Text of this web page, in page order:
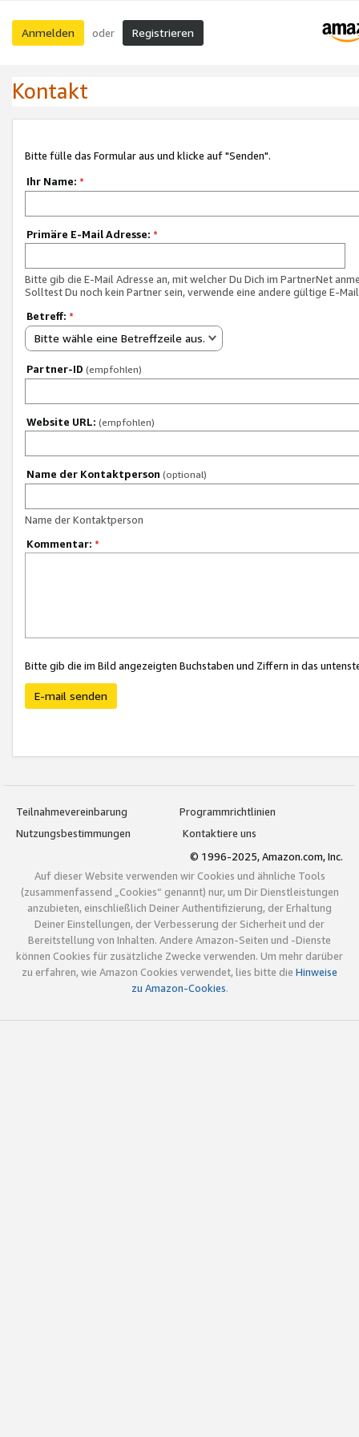
Anmelden oder Registrieren
Kontakt
Bitte fülle das Formular aus und klicke auf "Senden".
Ihr Name: *
Primäre E-Mail Adresse: *
Bitte gib die E-Mail Adresse an, mit welcher Du Dich im PartnerNet
Solltest Du noch kein Partner sein, verwende eine andere gültige E-
Betreff: *
Bitte wähle eine Betreffzeile aus.
Partner-ID (empfohlen)
Website URL: (empfohlen)
Name der Kontaktperson (optional)
Name der Kontaktperson
Kommentar: *
Bitte gib die im Bild angezeigten Buchstaben und Ziffern in das
E-mail senden
Teilnahmevereinbarung
Programmrichtlinien
Nutzungsbestimmungen
Kontaktiere uns
© 1996-2025, Amazon.com, Inc.
Auf dieser Website verwenden wir Cookies und ähnliche Tools
(zusammenfassend „Cookies“ genannt) nur, um Dir Dienstleistungen
anzubieten, einschließlich Deiner Authentifizierung, der Erhaltung
Deiner Einstellungen, der Verbesserung der Sicherheit und der
Bereitstellung von Inhalten. Andere Amazon-Seiten und -Dienste
können Cookies für zusätzliche Zwecke verwenden. Um mehr darüber
zu erfahren, wie Amazon Cookies verwendet, lies bitte die Hinweise
zu Amazon-Cookies.